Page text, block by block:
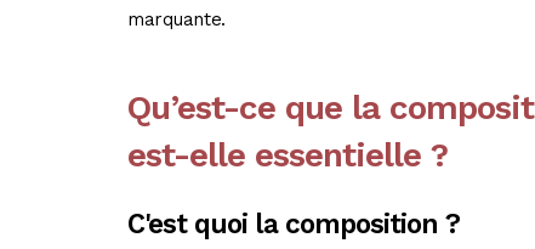
marquante.
Qu’est-ce que la
est-elle essentielle ?
C'est quoi la composition ?